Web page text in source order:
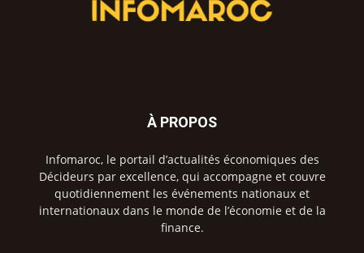
À PROPOS
Infomaroc, le portail d’actualités économiques des
Décideurs par excellence, qui accompagne et couvre
quotidiennement les événements nationaux et
internationaux dans le monde de l’économie et de la
finance.